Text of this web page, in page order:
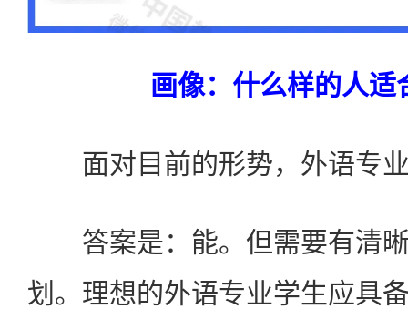
画像：什么样的人适
面对目前的形势，外语专业
答案是：能。但需要有清晰
划。理想的外语专业学生应具